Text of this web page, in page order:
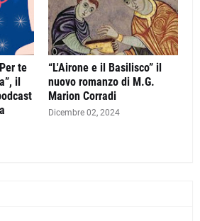
te
il
“L'Airone e il Basilisco” il
nuovo romanzo di M.G.
Marion Corradi
Dicembre 02, 2024